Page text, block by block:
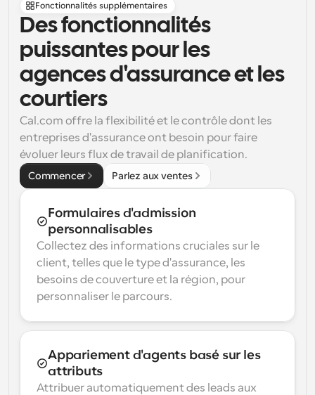
Fonctionnalités supplémentaires
Des fonctionnalités
puissantes pour les
agences d'assurance et les
courtiers
Cal.com offre la flexibilité et le contrôle dont les
entreprises d'assurance ont besoin pour faire
évoluer leurs flux de travail de planification.
Commencer Parlez aux ventes
Formulaires d'admission
personnalisables
Collectez des informations cruciales sur le
client, telles que le type d'assurance, les
besoins de couverture et la région, pour
personnaliser le parcours.
Appariement d'agents basé sur les
attributs
Attribuer automatiquement des leads aux